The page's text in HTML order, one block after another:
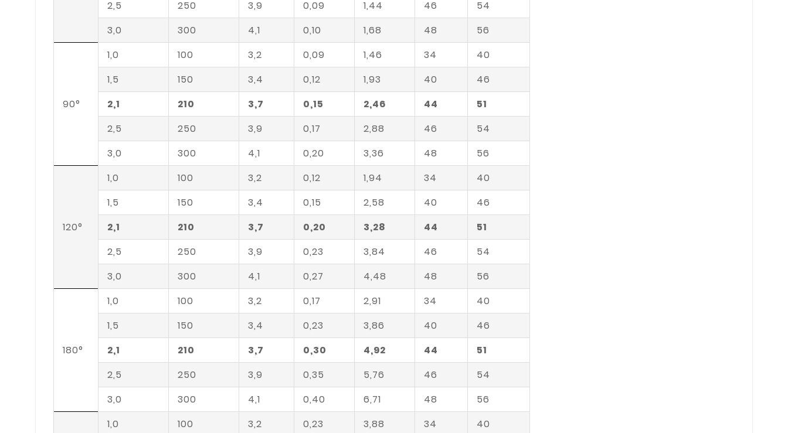
2,5
250 3,9 0,09 1,44 46
54
3,0
300 4,1 0,10 1,68 48 56
90°
1,0 100 3,2 0,09 1,46 34
40
1,5
150 3,4 0,12 1,93 40
46
2,1
210 3,7 0,15 2,46 44
51
2,5
250 3,9 0,17 2,88 46
54
3,0
300 4,1 0,20 3,36 48 56
120°
1,0 100 3,2 0,12 1,94 34
40
1,5
150 3,4 0,15 2,58 40
46
2,1
210 3,7 0,20 3,28 44
51
2,5
250 3,9 0,23 3,84 46
54
3,0
300 4,1 0,27 4,48 48 56
180°
1,0 100 3,2 0,17 2,91 34
40
1,5
150 3,4 0,23 3,86 40
46
2,1
210 3,7 0,30 4,92 44
51
2,5
250 3,9 0,35 5,76 46
54
3,0
300 4,1 0,40 6,71 48
56
1,0
100 3,2 0,23 3,88 34 40